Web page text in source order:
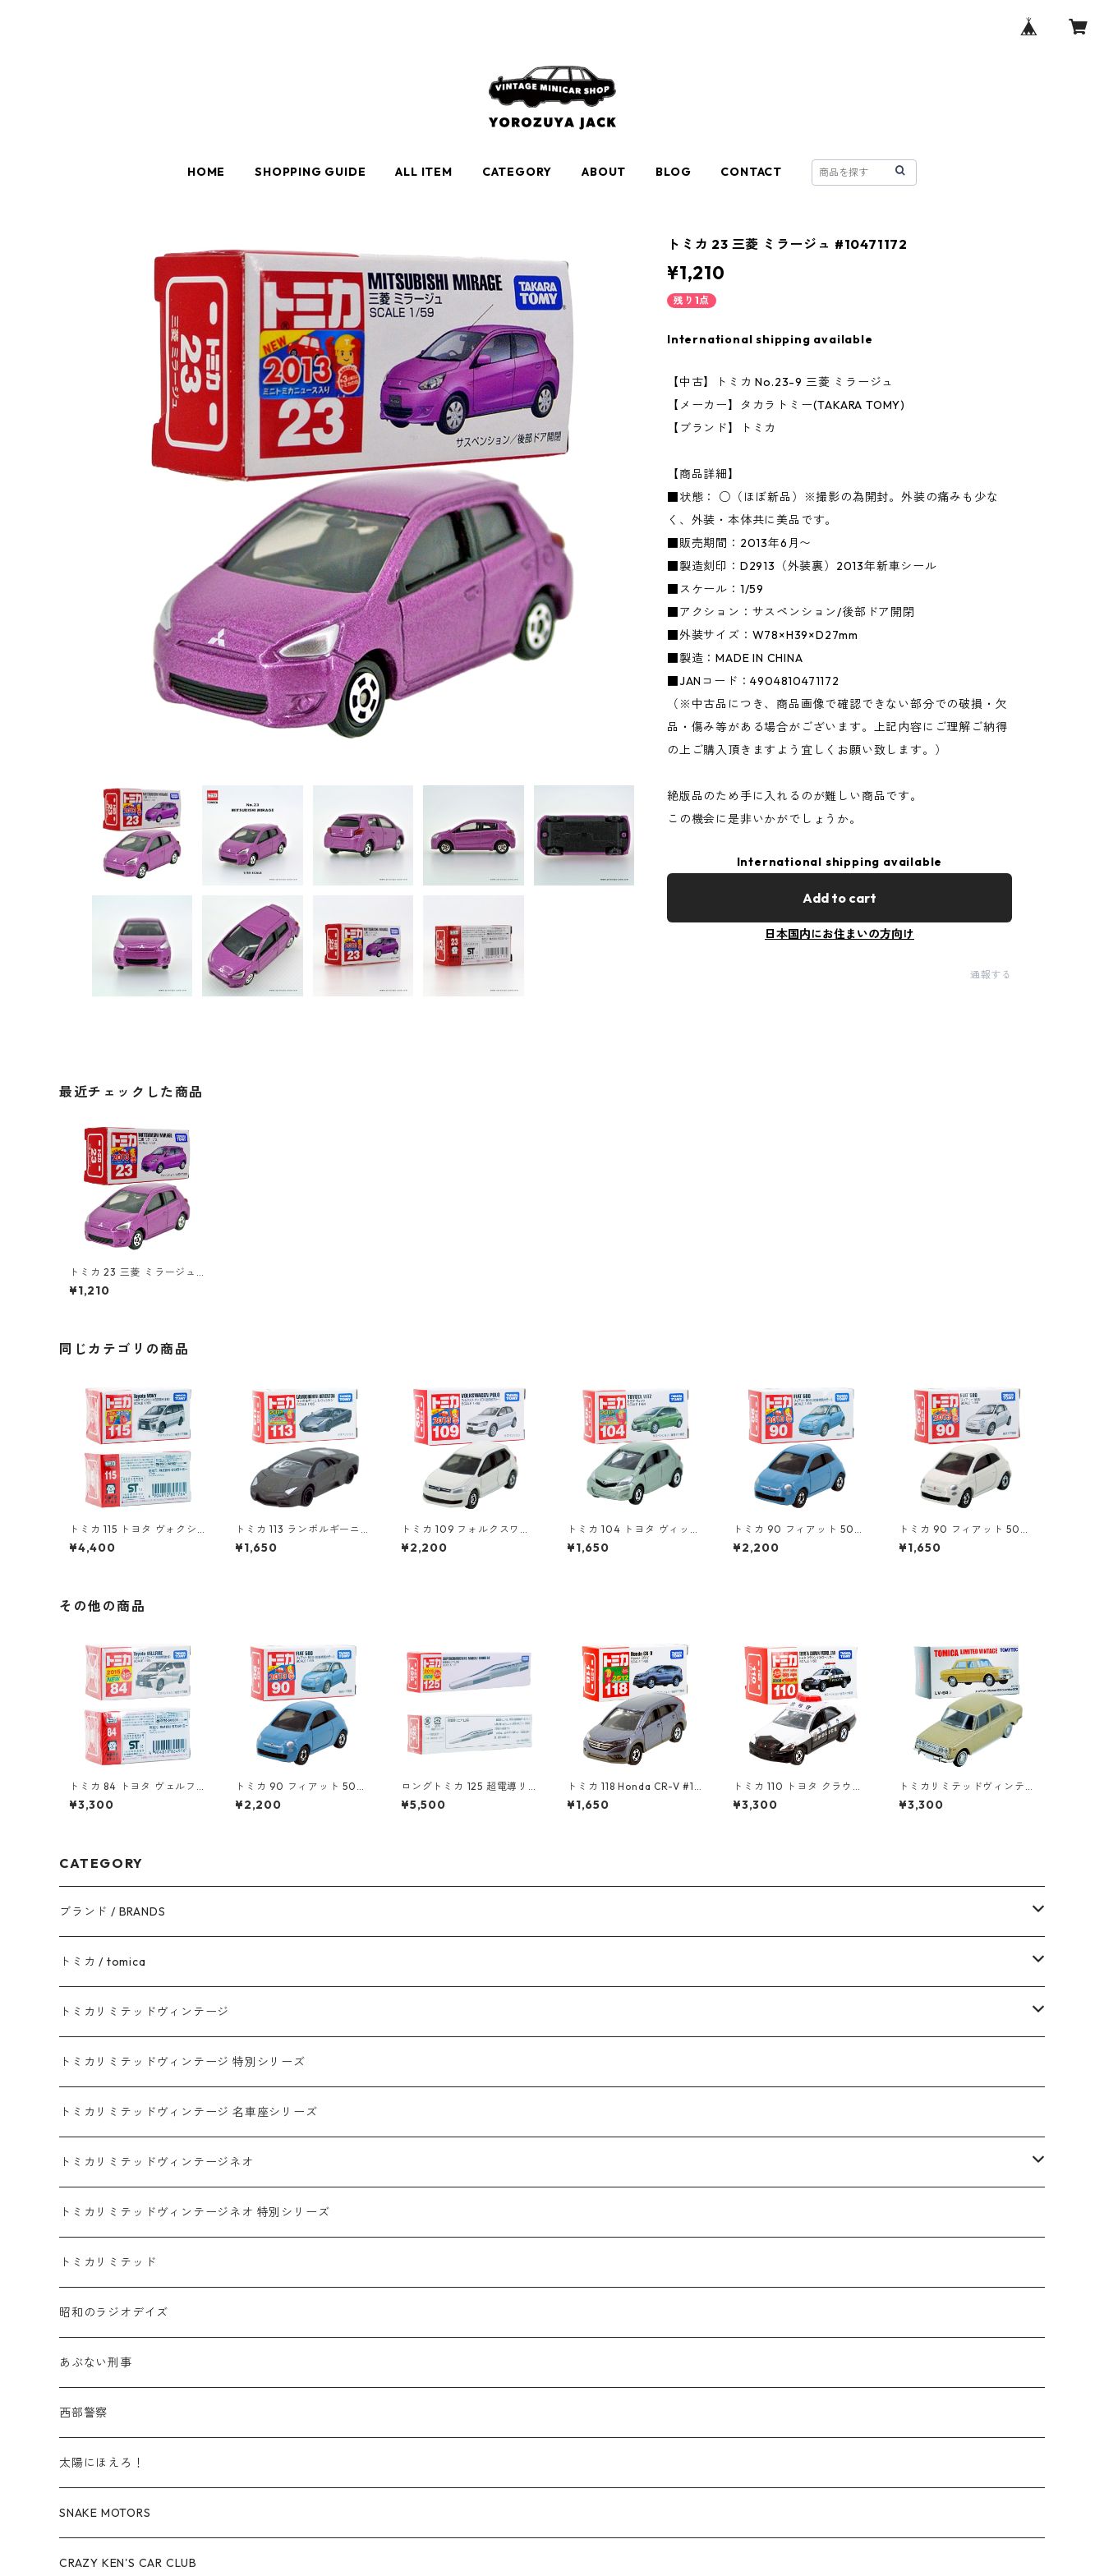
HOME SHOPPING GUIDE ALL ITEM CATEGORY ABOUT BLOG CONTACT
トミカ 23 三菱 ミラージュ #10471172
¥1,210
残り1点
International shipping available
【中古】トミカ No.23-9 三菱 ミラージュ
【メーカー】タカラトミー(TAKARA TOMY)
【ブランド】トミカ
【商品詳細】
■状態： ○（ほぼ新品）※撮影の為開封。外装の痛みも少な
く、外装・本体共に美品です。
■販売期間：2013年6月〜
■製造刻印：D2913（外装裏）2013年新車シール
■スケール：1/59
■アクション：サスペンション/後部ドア開閉
■外装サイズ：W78×H39×D27mm
■製造：MADE IN CHINA
■JANコード：4904810471172
（※中古品につき、商品画像で確認できない部分での破損・欠
品・傷み等がある場合がございます。上記内容にご理解ご納得
の上ご購入頂きますよう宜しくお願い致します。）
絶版品のため手に入れるのが難しい商品です。
この機会に是非いかがでしょうか。
International shipping available
Add to cart
日本国内にお住まいの方向け
通報する
最近チェックした商品
トミカ 23 三菱 ミラージュ
#10471172
¥1,210
同じカテゴリの商品
トミカ 115 トヨタ ヴォクシ
ー（初回特別仕様）#10801
764
¥4,400
トミカ 113 ランボルギーニ
レヴェントン #10359791
¥1,650
トミカ 109 フォルクスワー
ゲン ポロ（初回特別カラ
ー）#10467380
¥2,200
トミカ 104 トヨタ ヴィッツ
#10392507
¥1,650
トミカ 90 フィアット 500
（初回特別カラー）#10471
080
¥2,200
トミカ 90 フィアット 500
#10471011
¥1,650
その他の商品
トミカ 84 トヨタ ヴェルフ
ァイア（初回特別仕様）#10
824916
¥3,300
トミカ 90 フィアット 500
（初回特別カラー）#10471
080
¥2,200
ロングトミカ 125 超電導リ
ニア L0系 #10824619
¥5,500
トミカ 118 Honda CR-V #10
439028
¥1,650
トミカ 110 トヨタ クラウン
パトロールカー #10785552
¥3,300
トミカリミテッドヴィンテ
ージ LV-64b トヨペット コ
ロナ 1500 デラックス #102
¥3,300
CATEGORY
ブランド / BRANDS
トヨタ / TOYOTA
ダイハツ / DAIHATSU
マツダ / MAZDA
ホンダ / HONDA
日産 / NISSAN
スバル / SUBARU
スズキ / SUZUKI
三菱 / MITSUBISHI
シボレー / Chevrolet
ビー・エム・ダブリュー / BMW
レクサス / LEXUS
アウディ / Audi
ロータス / LOTUS
トミカ / tomica
赤箱 - 現行トミカ
赤箱 - 限定トミカ 初回特別カラー
赤箱 - 絶版（廃盤）トミカ No.1-120
赤箱 - 絶版（廃盤）トミカ No.1-9
赤箱 - 絶版（廃盤）トミカ No.10-19
赤箱 - 絶版（廃盤）トミカ No.60-69
赤箱 - 絶版（廃盤）トミカ No.70-79
赤箱 - 絶版（廃盤）ロングトミカ No.121-
赤箱 - 車種別
乗用車
商用車・公用車
トミカリミテッドヴィンテージ
TLV - NEW LINEUP
TLV - No. LV-00-195
TLV - No. LV-00-09
TLV - No. LV-10-19
TLV - No. LV-60-69
TLV - No. LV-70-79
TLV - 車種別
乗用車
商用車・公用車
トミカリミテッドヴィンテージ 特別シリーズ
トミカリミテッドヴィンテージ 名車座シリーズ
トミカリミテッドヴィンテージネオ
TLVN - NEW LINEUP
TLVN - No. LV-00-219
TLVN - No. LV-00-09
TLVN - No. LV-10-19
TLVN - 車種別
乗用車
商用車・公用車
トミカリミテッドヴィンテージネオ 特別シリーズ
トミカリミテッド
昭和のラジオデイズ
あぶない刑事
西部警察
太陽にほえろ！
SNAKE MOTORS
CRAZY KEN'S CAR CLUB